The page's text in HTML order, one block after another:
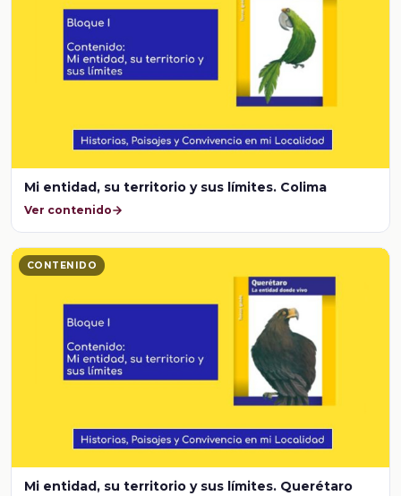
Mi entidad, su territorio y sus límites. Colima
Ver contenido
CONTENIDO
Mi entidad, su territorio y sus límites. Querétaro